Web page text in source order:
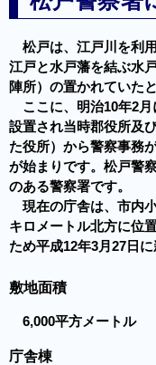
松戸は、江戸川を利
江戸と水戸藩を結ぶ水
陣所）の置かれていた
ここに、明治10年2
設置され当時郡役所及
た役所）から警察事務
が始まりです。松戸警
のある警察署です。
現在の庁舎は、市内
キロメートル北方に位
ため平成12年3月27日
敷地面積
6,000平方メートル
庁舎棟